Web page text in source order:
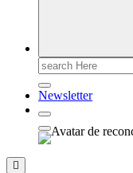
Newsletter